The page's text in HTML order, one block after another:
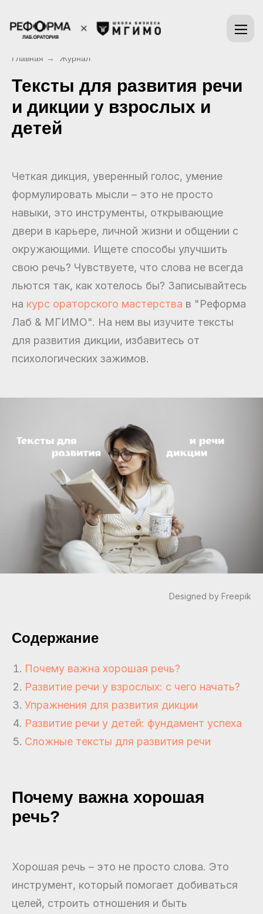
Главная → Журнал
Тексты для развития речи
и дикции у взрослых и
детей
Четкая дикция, уверенный голос, умение
формулировать мысли – это не просто
навыки, это инструменты, открывающие
двери в карьере, личной жизни и общении с
окружающими. Ищете способы улучшить
свою речь? Чувствуете, что слова не всегда
льются так, как хотелось бы? Записывайтесь
на курс ораторского мастерства в "Реформа
Лаб & МГИМО". На нем вы изучите тексты
для развития дикции, избавитесь от
психологических зажимов.
Designed by Freepik
Содержание
Почему важна хорошая речь?
Развитие речи у взрослых: с чего начать?
Упражнения для развития дикции
Развитие речи у детей: фундамент успеха
Сложные тексты для развития речи
Почему важна хорошая
речь?
Хорошая речь – это не просто слова. Это
инструмент, который помогает добиваться
целей, строить отношения и быть